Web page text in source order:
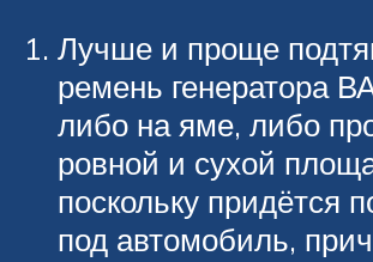
Лучше и проще
ремень генератора
либо на яме, либо
ровной и сухой
поскольку придётся
под автомобиль,